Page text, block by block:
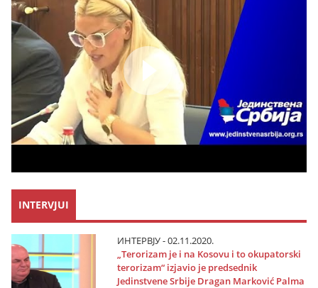
INTERVJUI
ИНТЕРВЈУ - 02.11.2020.
„Terorizam јe i na Kosovu i to okupatorski
terorizam“ izјavio јe predsednik
Јedinstvene Srbiјe Dragan Marković Palma